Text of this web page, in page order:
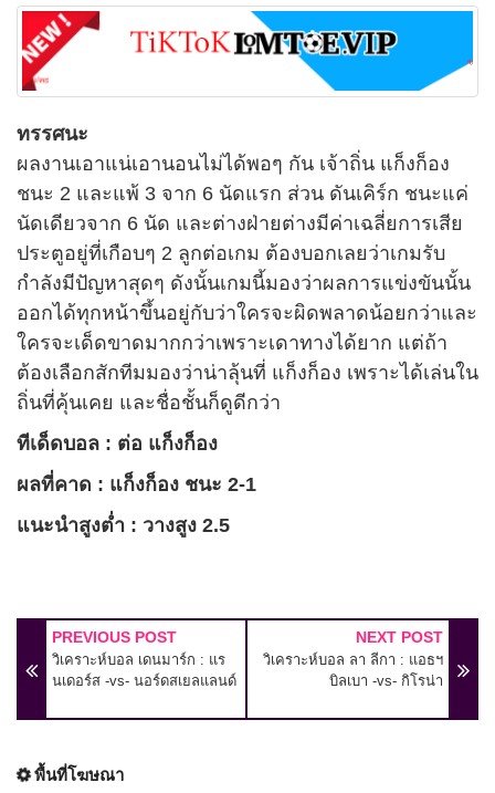
ทรรศนะ
ผลงานเอาแน่เอานอนไม่ได้พอๆ กัน เจ้าถิ่น แก็งก็อง
ชนะ 2 และแพ้ 3 จาก 6 นัดแรก ส่วน ดันเคิร์ก ชนะแค่
นัดเดียวจาก 6 นัด และต่างฝ่ายต่างมีค่าเฉลี่ยการเสีย
ประตูอยู่ที่เกือบๆ 2 ลูกต่อเกม ต้องบอกเลยว่าเกมรับ
กำลังมีปัญหาสุดๆ ดังนั้นเกมนี้มองว่าผลการแข่งขันนั้น
ออกได้ทุกหน้าขึ้นอยู่กับว่าใครจะผิดพลาดน้อยกว่าและ
ใครจะเด็ดขาดมากกว่าเพราะเดาทางได้ยาก แต่ถ้า
ต้องเลือกสักทีมมองว่าน่าลุ้นที่ แก็งก็อง เพราะได้เล่นใน
ถิ่นที่คุ้นเคย และชื่อชั้นก็ดูดีกว่า
ทีเด็ดบอล : ต่อ แก็งก็อง
ผลที่คาด : แก็งก็อง ชนะ 2-1
แนะนำสูงต่ำ : วางสูง 2.5
PREVIOUS POST
วิเคราะห์บอล เดนมาร์ก : แร
นเดอร์ส -vs- นอร์ดสเยลแลนด์
NEXT POST
วิเคราะห์บอล ลา ลีกา : แอธฯ
บิลเบา -vs- กิโรน่า
พื้นที่โฆษณา